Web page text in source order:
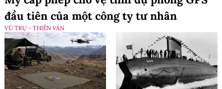
đầu tiên của một công ty tư nhân
VŨ TRỤ - THIÊN VĂN